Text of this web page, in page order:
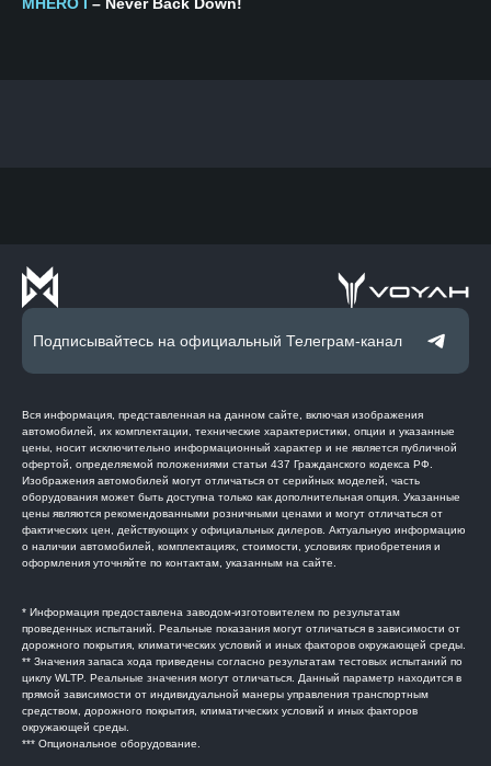
Подписывайтесь на официальный Телеграм-канал
Вся информация, представленная на данном сайте, включая изображения
автомобилей, их комплектации, технические характеристики, опции и указанные
цены, носит исключительно информационный характер и не является публичной
офертой, определяемой положениями статьи 437 Гражданского кодекса РФ.
Изображения автомобилей могут отличаться от серийных моделей, часть
оборудования может быть доступна только как дополнительная опция. Указанные
цены являются рекомендованными розничными ценами и могут отличаться от
фактических цен, действующих у официальных дилеров. Актуальную информацию
о наличии автомобилей, комплектациях, стоимости, условиях приобретения и
оформления уточняйте по контактам, указанным на сайте.
* Информация предоставлена заводом-изготовителем по результатам
проведенных испытаний. Реальные показания могут отличаться в зависимости от
дорожного покрытия, климатических условий и иных факторов окружающей среды.
** Значения запаса хода приведены согласно результатам тестовых испытаний по
циклу WLTP. Реальные значения могут отличаться. Данный параметр находится в
прямой зависимости от индивидуальной манеры управления транспортным
средством, дорожного покрытия, климатических условий и иных факторов
окружающей среды.
*** Опциональное оборудование.